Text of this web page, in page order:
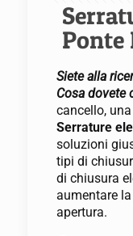
Ponte
Siete alla
Cosa dovete
cancello,
Serrature
soluzioni
tipi di
di chiusura
aumentare
apertura.